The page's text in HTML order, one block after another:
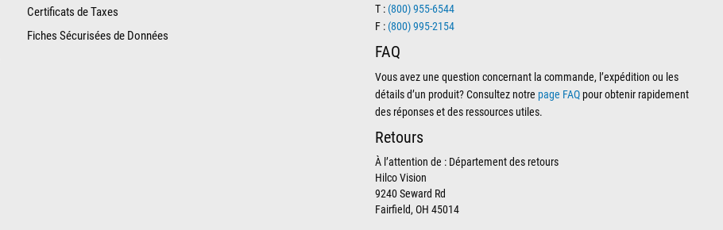
Certificats de Taxes
Fiches Sécurisées de Données
T : (800) 955-6544
F : (800) 995-2154
FAQ
Vous avez une question concernant la commande, l’expédition ou les
détails d’un produit? Consultez notre page FAQ pour obtenir rapidement
des réponses et des ressources utiles.
Retours
À l’attention de : Département des retours
Hilco Vision
9240 Seward Rd
Fairfield, OH 45014